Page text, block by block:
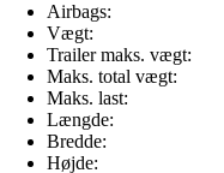
Airbags:
Vægt:
Trailer maks. vægt:
Maks. total vægt:
Maks. last:
Længde:
Bredde:
Højde: